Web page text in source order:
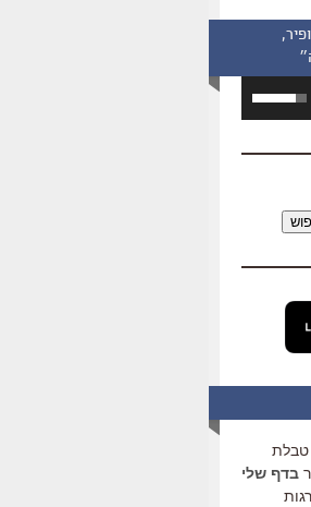
השתמש
כדי
שמע.
טבלת
בדף שלי